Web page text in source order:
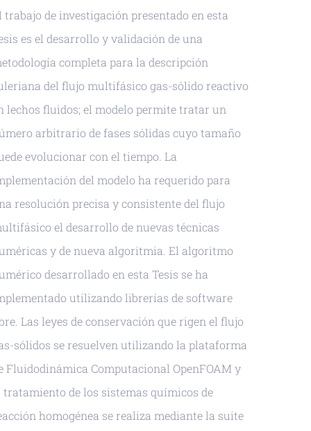
trabajo de investigación presentado en esta
es el desarrollo y validación de una
completa para la descripción
del flujo multifásico gas-sólido reactivo
lechos fluidos; el modelo permite tratar un
arbitrario de fases sólidas cuyo tamaño
evolucionar con el tiempo. La
del modelo ha requerido para
resolución precisa y consistente del flujo
el desarrollo de nuevas técnicas
y de nueva algoritmia. El algoritmo
desarrollado en esta Tesis se ha
utilizando librerías de software
Las leyes de conservación que rigen el flujo
sólidos se resuelven utilizando la plataforma
Fluidodinámica Computacional OpenFOAM y
tratamiento de los sistemas químicos de
homogénea se realiza mediante la suite